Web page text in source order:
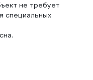
не требует
специальных